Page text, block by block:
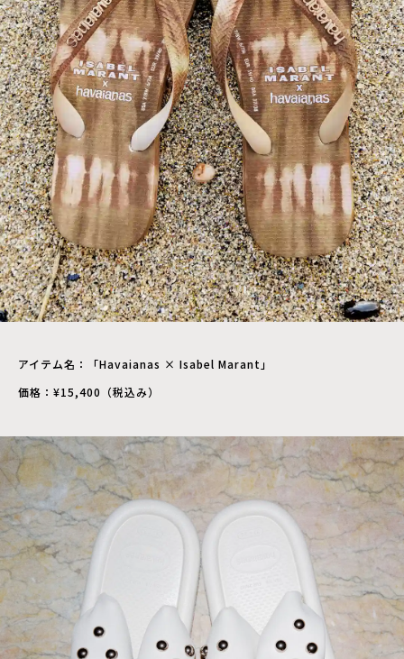
アイテム名：「Havaianas × Isabel Marant」
価格：¥15,400（税込み）